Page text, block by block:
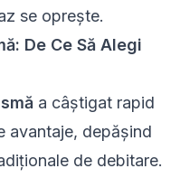
se oprește.
De Ce Să Alegi
a câștigat rapid
avantaje, depășind
de debitare.